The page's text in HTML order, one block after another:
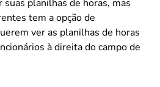
planilhas de horas, mas
tem a opção de
ver as planilhas de horas
à direita do campo de